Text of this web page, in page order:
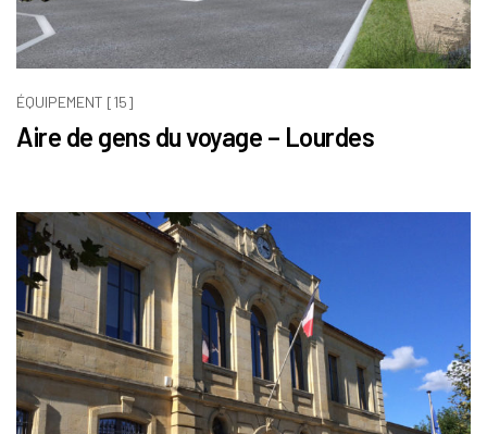
ÉQUIPEMENT [15]
Aire de gens du voyage – Lourdes